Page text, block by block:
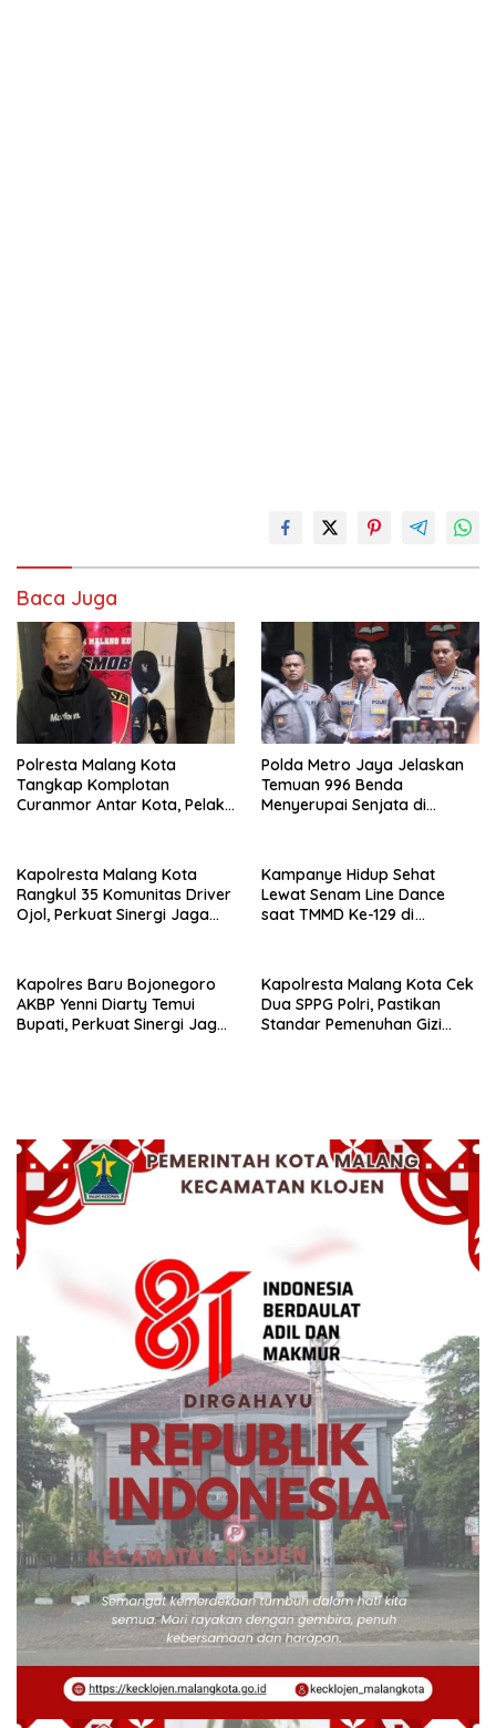
Baca Juga
Polresta Malang Kota
Tangkap Komplotan
Curanmor Antar Kota, Pelaku
Polda Metro Jaya Jelaskan
Temuan 996 Benda
Menyerupai Senjata di
Kapolresta Malang Kota
Rangkul 35 Komunitas Driver
Ojol, Perkuat Sinergi Jaga
Kampanye Hidup Sehat
Lewat Senam Line Dance
saat TMMD Ke-129 di
Kapolres Baru Bojonegoro
AKBP Yenni Diarty Temui
Bupati, Perkuat Sinergi Jaga
Kapolresta Malang Kota Cek
Dua SPPG Polri, Pastikan
Standar Pemenuhan Gizi